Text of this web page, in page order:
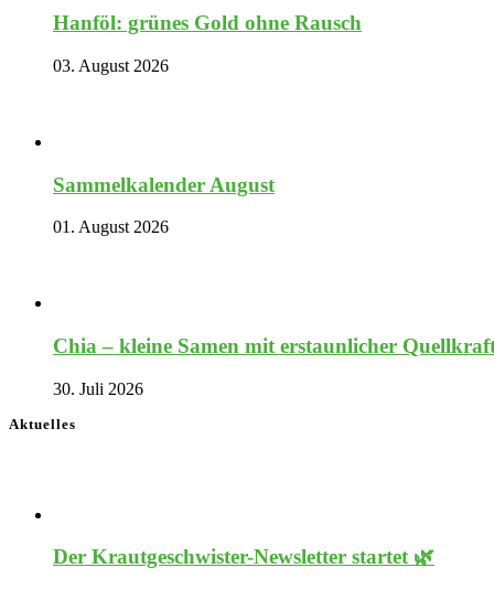
Hanföl: grünes Gold ohne Rausch
03. August 2026
Sammelkalender August
01. August 2026
Chia – kleine Samen mit erstaunlicher
30. Juli 2026
Aktuelles
Der Krautgeschwister-Newsletter startet 🌿